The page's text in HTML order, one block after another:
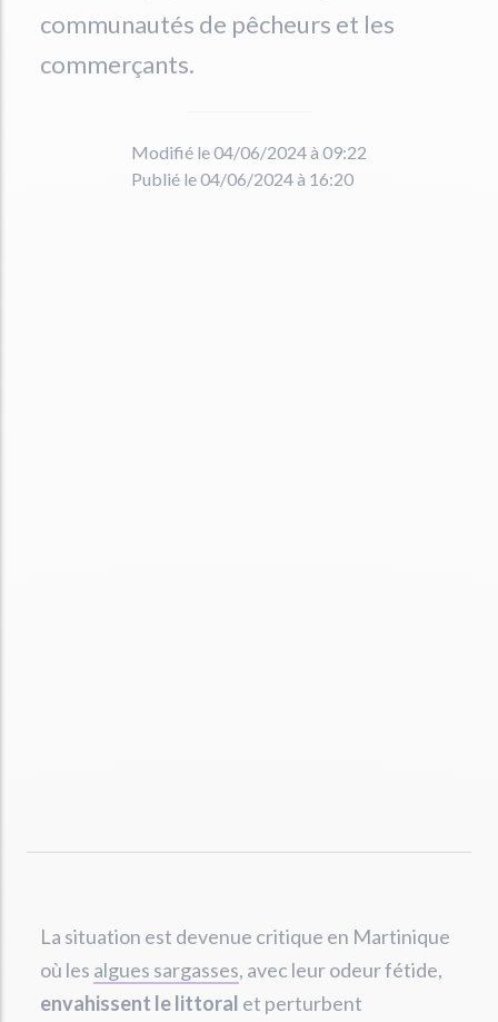
communautés de pêcheurs et les
commerçants.
Modifié le 04/06/2024 à 09:22
Publié le 04/06/2024 à 16:20
La situation est devenue critique en Martinique
où les algues sargasses, avec leur odeur fétide,
envahissent le littoral et perturbent